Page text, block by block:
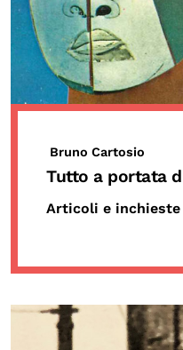
Bruno Cartosio
Tutto a portata
Articoli e inchieste